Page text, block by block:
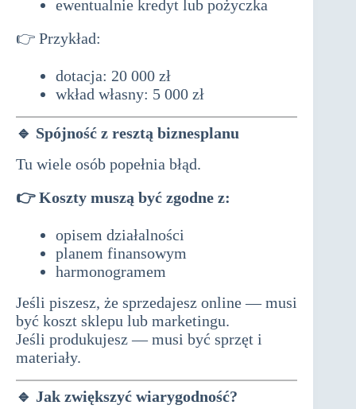
ewentualnie kredyt lub pożyczka
👉 Przykład:
dotacja: 20 000 zł
wkład własny: 5 000 zł
🔹 Spójność z resztą biznesplanu
Tu wiele osób popełnia błąd.
👉 Koszty muszą być zgodne z:
opisem działalności
planem finansowym
harmonogramem
Jeśli piszesz, że sprzedajesz online — musi
być koszt sklepu lub marketingu.
Jeśli produkujesz — musi być sprzęt i
materiały.
🔹 Jak zwiększyć wiarygodność?